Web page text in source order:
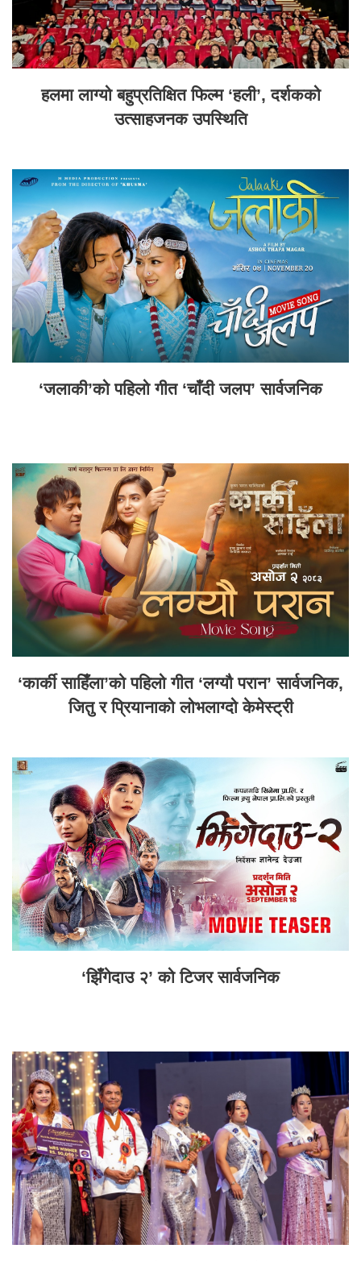
हलमा लाग्यो बहुप्रतिक्षित फिल्म ‘हली’, दर्शकको
उत्साहजनक उपस्थिति
‘जलाकी’को पहिलो गीत ‘चाँदी जलप’ सार्वजनिक
‘कार्की साहिँला’को पहिलो गीत ‘लग्यौ परान’ सार्वजनिक,
जितु र प्रियानाको लोभलाग्दो केमेस्ट्री
‘झिँगेदाउ २’ को टिजर सार्वजनिक